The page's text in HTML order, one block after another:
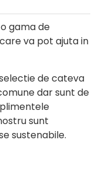
gama de
va pot ajuta in
de cateva
dar sunt de
sunt
sustenabile.